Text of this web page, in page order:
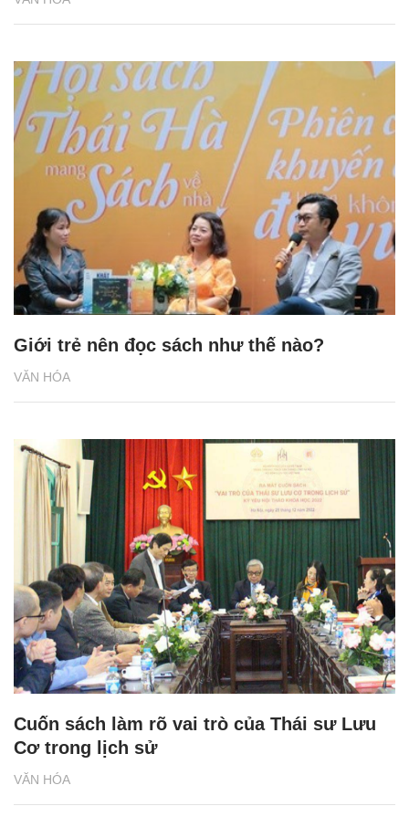
VĂN HÓA
Giới trẻ nên đọc sách như thế nào?
VĂN HÓA
Cuốn sách làm rõ vai trò của Thái sư Lưu
Cơ trong lịch sử